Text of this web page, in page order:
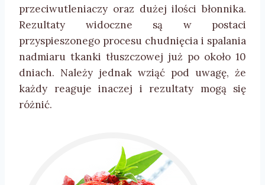
przeciwutleniaczy oraz dużej ilości błonnika.
Rezultaty widoczne są w postaci
przyspieszonego procesu chudnięcia i spalania
nadmiaru tkanki tłuszczowej już po około 10
dniach. Należy jednak wziąć pod uwagę, że
każdy reaguje inaczej i rezultaty mogą się
różnić.